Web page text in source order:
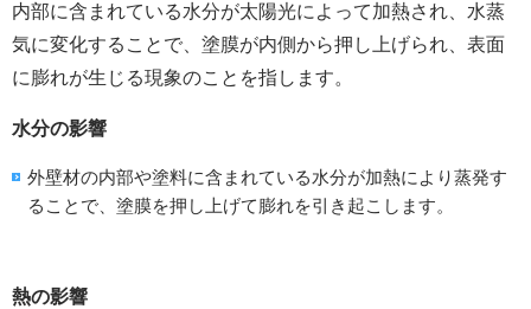
内部に含まれている水分が太陽光によって加熱され、水蒸
気に変化することで、塗膜が内側から押し上げられ、表面
に膨れが生じる現象のことを指します。
水分の影響
外壁材の内部や塗料に含まれている水分が加熱により蒸発す
ることで、塗膜を押し上げて膨れを引き起こします。
熱の影響